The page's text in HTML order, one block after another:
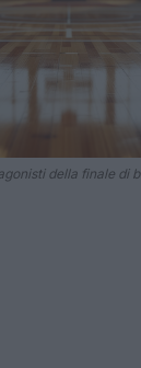
della finale di